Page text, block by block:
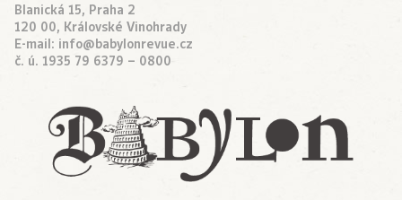
Blanická 15, Praha 2
120 00, Královské Vinohrady
E-mail: info@babylonrevue.cz
č. ú. 1935 79 6379 – 0800